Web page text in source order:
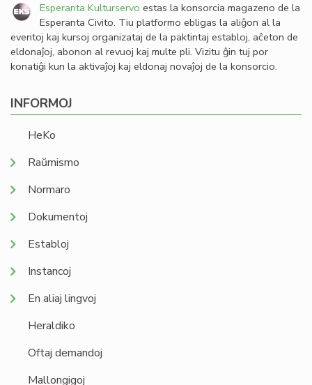
Esperanta Kulturservo estas la konsorcia magazeno de la
Esperanta Civito. Tiu platformo ebligas la aliĝon al la
eventoj kaj kursoj organizataj de la paktintaj establoj, aĉeton de
eldonaĵoj, abonon al revuoj kaj multe pli. Vizitu ĝin tuj por
konatiĝi kun la aktivaĵoj kaj eldonaj novaĵoj de la konsorcio.
INFORMOJ
HeKo
Raŭmismo
Normaro
Dokumentoj
Establoj
Instancoj
En aliaj lingvoj
Heraldiko
Oftaj demandoj
Mallongigoj